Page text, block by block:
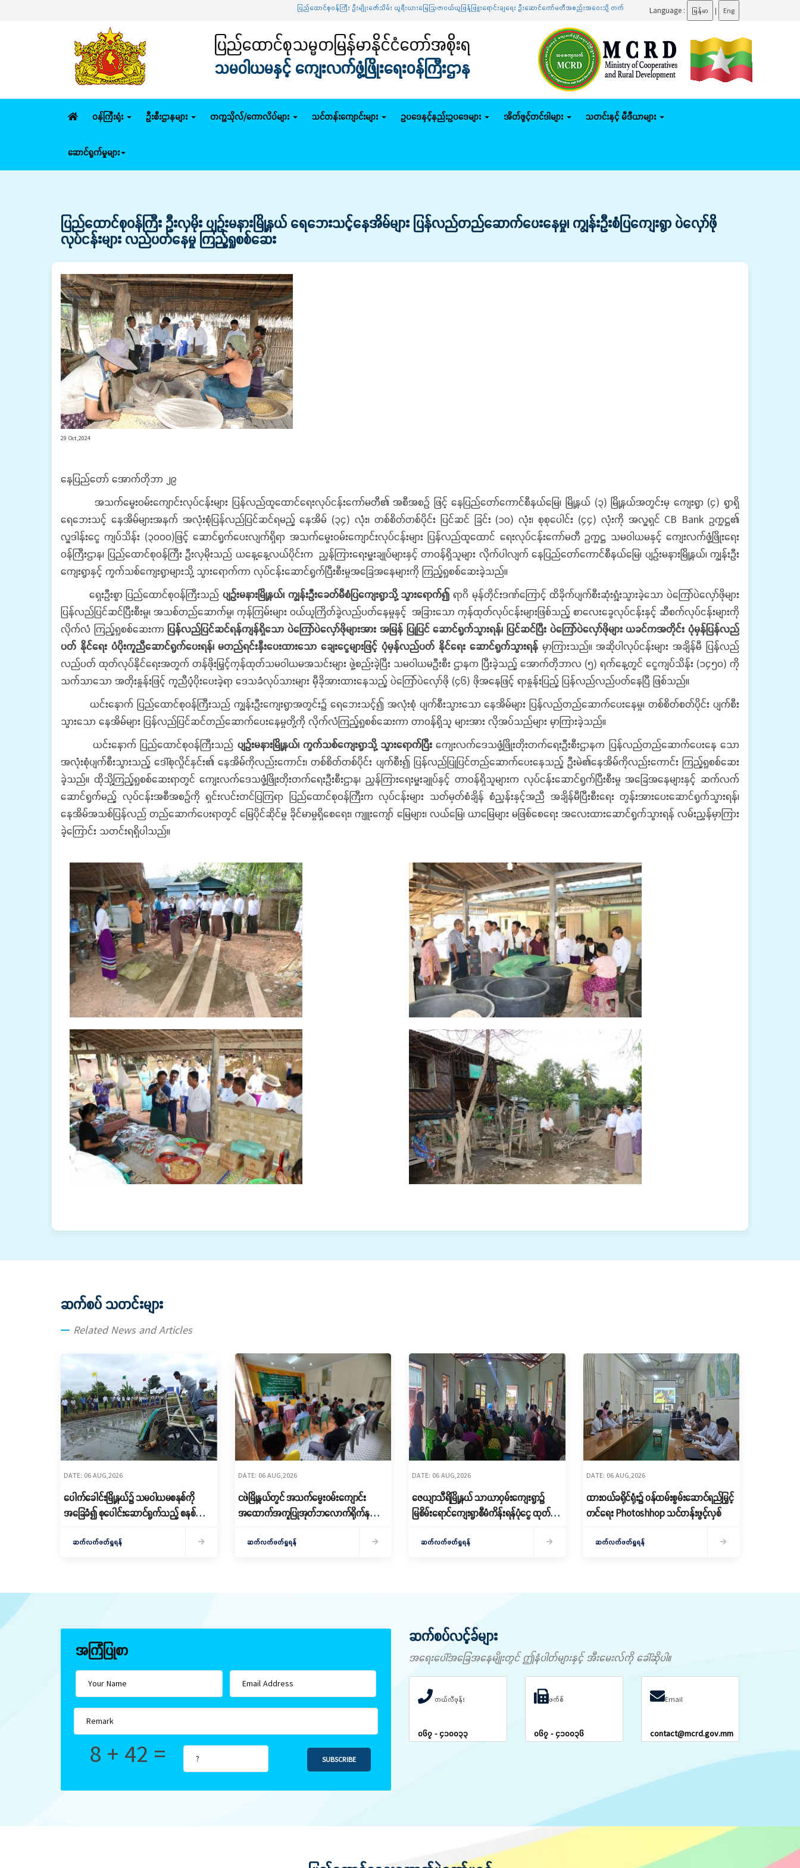
ပြည်ထောင်စုဝန်ကြီး ဦးမျိုးဇော်သိမ်း ယူရီးယားမြေဩဇာဝယ်ယူဖြန့်ဖြူးရောင်းချရေး ဦးဆောင်ကော်မတီအစည်းအဝေးသို့ တက်ရောက်.......ပြည်ထောင်စုဝန်ကြီး ဦးမျိုးဇော်သိမ်း နေပြည်တော်ကောင်စီနယ်မြေ
Language : မြန်မာ | Eng
ပြည်ထောင်စုသမ္မတမြန်မာနိုင်ငံတော်အစိုးရ
သမဝါယမနှင့် ကျေးလက်ဖွံ့ဖြိုးရေးဝန်ကြီးဌာန
ဝန်ကြီးရုံး ဦးစီးဌာနများ တက္ကသိုလ်/ကောလိပ်များ သင်တန်းကျောင်းများ ဥပဒေနှင့်နည်းဥပဒေများ အိတ်ဖွင့်တင်ဒါများ သတင်းနှင့် မီဒီယာများ
ဆောင်ရွက်မှုများ
ပြည်ထောင်စုဝန်ကြီး ဦးလှမိုး ပျဉ်းမနားမြို့နယ် ရေဘေးသင့်နေအိမ်များ ပြန်လည်တည်ဆောက်ပေးနေမှု၊ ကျွန်းဦးစံပြကျေးရွာ ပဲလှော်ဖို
လုပ်ငန်းများ လည်ပတ်နေမှု ကြည့်ရှုစစ်ဆေး
29 Oct,2024
နေပြည်တော် အောက်တိုဘာ ၂၉
အသက်မွေးဝမ်းကျောင်းလုပ်ငန်းများ ပြန်လည်ထူထောင်ရေးလုပ်ငန်းကော်မတီ၏ အစီအစဉ် ဖြင့် နေပြည်တော်ကောင်စီနယ်မြေ၊ မြို့နယ် (၃) မြို့နယ်အတွင်းမှ ကျေးရွာ (၄) ရွာရှိ
ရေဘေးသင့် နေအိမ်များအနက် အလုံးစုံပြန်လည်ပြင်ဆင်ရမည့် နေအိမ် (၃၄) လုံး၊ တစ်စိတ်တစ်ပိုင်း ပြင်ဆင် ခြင်း (၁၀) လုံး၊ စုစုပေါင်း (၄၄) လုံးကို အလှူရှင် CB Bank ဥက္ကဋ္ဌ၏
လှူဒါန်းငွေ ကျပ်သိန်း (၃၀၀၀)ဖြင့် ဆောင်ရွက်ပေးလျက်ရှိရာ အသက်မွေးဝမ်းကျောင်းလုပ်ငန်းများ ပြန်လည်ထူထောင် ရေးလုပ်ငန်းကော်မတီ ဥက္ကဋ္ဌ သမဝါယမနှင့် ကျေးလက်ဖွံ့ဖြိုးရေး
ဝန်ကြီးဌာန၊ ပြည်ထောင်စုဝန်ကြီး ဦးလှမိုးသည် ယနေ့နေ့လယ်ပိုင်းက ညွှန်ကြားရေးမှူးချုပ်များနှင့် တာဝန်ရှိသူများ လိုက်ပါလျက် နေပြည်တော်ကောင်စီနယ်မြေ၊ ပျဉ်းမနားမြို့နယ်၊ ကျွန်းဦး
ကျေးရွာနှင့် ကွက်သစ်ကျေးရွာများသို့ သွားရောက်ကာ လုပ်ငန်းဆောင်ရွက်ပြီးစီးမှုအခြေအနေများကို ကြည့်ရှုစစ်ဆေးခဲ့သည်။
ရှေးဦးစွာ ပြည်ထောင်စုဝန်ကြီးသည် ပျဉ်းမနားမြို့နယ်၊ ကျွန်းဦးခေတ်မီစံပြကျေးရွာသို့ သွားရောက်၍ရာဂိ မုန်တိုင်းဒဏ်ကြောင့် ထိခိုက်ပျက်စီးဆုံးရှုံးသွားခဲ့သော ပဲကြော်ပဲလှော်ဖိုများ
ပြန်လည်ပြင်ဆင်ပြီးစီးမှု၊ အသစ်တည်ဆောက်မှု၊ ကုန်ကြမ်းများ ဝယ်ယူကြိတ်ခွဲလည်ပတ်နေမှုနှင့် အခြားသော ကုန်ထုတ်လုပ်ငန်းများဖြစ်သည့် စာလေးခွေလုပ်ငန်းနှင့် ဆီစက်လုပ်ငန်းများကို
လိုက်လံ ကြည့်ရှုစစ်ဆေးကာပြန်လည်ပြင်ဆင်ရန်ကျန်ရှိသော ပဲကြော်ပဲလှော်ဖိုများအား အမြန် ပြုပြင် ဆောင်ရွက်သွားရန်၊ ပြင်ဆင်ပြီး ပဲကြော်ပဲလှော်ဖိုများ ယခင်ကအတိုင်း ပုံမှန်ပြန်လည်
ပတ် နိုင်ရေး ပံပိုးကူညီဆောင်ရွက်ပေးရန်၊ မတည်ရင်းနှီးပေးထားသော ချေးငွေများဖြင့် ပုံမှန်လည်ပတ် နိုင်‌ရေး ဆောင်ရွက်သွားရန် မှာကြားသည်။ အဆိုပါလုပ်ငန်းများ အချိန်မီ ပြန်လည်
လည်ပတ် ထုတ်လုပ်နိုင်ရေးအတွက် တန်ဖိုးမြှင့်ကုန်ထုတ်သမဝါယမအသင်းများ ဖွဲ့စည်းခဲ့ပြီး သမဝါယမဦးစီး ဌာနက ပြီးခဲ့သည့် အောက်တိုဘာလ (၅) ရက်နေ့တွင် ငွေကျပ်သိန်း (၁၄၅၀) ကို
သက်သာသော အတိုးနှုန်းဖြင့် ကူညီပံ့ပိုးပေးခဲ့ရာ ဒေသခံလုပ်သားများ မှီခိုအားထားနေသည့် ပဲကြော်ပဲလှော်ဖို (၄၆) ဖိုအနေဖြင့် ရာနှုန်းပြည့် ပြန်လည်လည်ပတ်နေပြီ ဖြစ်သည်။
ယင်းနောက် ပြည်ထောင်စုဝန်ကြီးသည် ကျွန်းဦးကျေးရွာအတွင်း၌ ရေဘေးသင့်၍ အလုံးစုံ ပျက်စီးသွားသော နေအိမ်များ ပြန်လည်တည်ဆောက်ပေးနေမှု၊ တစ်စိတ်စတ်ပိုင်း ပျက်စီး
သွားသော နေအိမ်များ ပြန်လည်ပြင်ဆင်တည်ဆောက်ပေးနေမှုတို့ကို လိုက်လံကြည့်ရှုစစ်ဆေးကာ တာဝန်ရှိသူ များအား လိုအပ်သည်များ မှာကြားခဲ့သည်။
ယင်းနောက် ပြည်ထောင်စုဝန်ကြီးသည် ပျဉ်းမနားမြို့နယ်၊ ကွက်သစ်ကျေးရွာသို့ သွားရောက်ပြီး ကျေးလက်ဒေသဖွံ့ဖြိုးတိုးတက်ရေးဦးစီးဌာနက ပြန်လည်တည်ဆောက်ပေးနေ သော
အလုံးစုံပျက်စီးသွားသည့် ဒေါ်စုလှိုင်နှင်း၏ နေအိမ်ကိုလည်းကောင်း၊ တစ်စိတ်တစ်ပိုင်း ပျက်စီး၍ ပြန်လည်ပြုပြင်တည်ဆောက်ပေးနေသည့် ဦးမဲ၏နေအိမ်ကိုလည်းကောင်း ကြည့်ရှုစစ်ဆေး
ခဲ့သည်။ ထိုသို့ကြည့်ရှုစစ်ဆေးရာတွင် ကျေးလက်ဒေသဖွံ့ဖြိုးတိုးတက်ရေးဦးစီးဌာန၊ ညွှန်ကြားရေးမှူးချုပ်နှင့် တာဝန်ရှိသူများက လုပ်ငန်းဆောင်ရွက်ပြီးစီးမှု အခြေအနေများနှင့် ဆက်လက်
ဆောင်ရွက်မည့် လုပ်ငန်းအစီအစဉ်ကို ရှင်းလင်းတင်ပြကြရာ ပြည်ထောင်စုဝန်ကြီးက လုပ်ငန်းများ သတ်မှတ်စံချိန် စံညွှန်းနှင့်အညီ အချိန်မီပြီးစီးရေး တွန်းအားပေးဆောင်ရွက်သွားရန်၊
နေအိမ်အသစ်ပြန်လည် တည်ဆောက်ပေးရာတွင် မြေပိုင်ဆိုင်မှု ခိုင်မာမှုရှိစေရေး၊ ကျူးကျော် မြေများ၊ လယ်မြေ၊ ယာမြေများ မဖြစ်စေရေး အလေးထားဆောင်ရွက်သွားရန် လမ်းညွှန်မှာကြား
ခဲ့ကြောင်း သတင်းရရှိပါသည်။
ဆက်စပ် သတင်းများ
Related News and Articles
DATE: 06 AUG,2026
ပေါက်ခေါင်းမြို့နယ်၌ သမဝါယမစနစ်ကို
အခြေခံ၍ စုပေါင်းဆောင်ရွက်သည့် စနစ်ကျ
ဆက်လက်ဖတ်ရှုရန်
DATE: 06 AUG,2026
ငဖဲမြို့နယ်တွင် အသက်မွေးဝမ်းကျောင်း
အထောက်အကူပြုအုတ်ဘလောက်ရိုက်နည်း
ဆက်လက်ဖတ်ရှုရန်
DATE: 06 AUG,2026
ဇေယျာသီရိမြို့နယ် သာယာဝှမ်းကျေးရွာ၌
မြစိမ်းရောင်ကျေးရွာစီမံကိန်းရန်ပုံငွေ ထုတ်
ဆက်လက်ဖတ်ရှုရန်
DATE: 06 AUG,2026
ထားဝယ်ခရိုင်ရုံး၌ ဝန်ထမ်းစွမ်းဆောင်ရည်မြှင့်
တင်ရေး Photoshhop သင်တန်းဖွင့်လှစ်
ဆက်လက်ဖတ်ရှုရန်
အကြံပြုစာ
8 + 42 = SUBSCRIBE
ဆက်စပ်လင့်ခ်များ
အရေးပေါ်အခြေအနေမျိုးတွင် ဤနံပါတ်များနှင့် အီးမေးလ်ကို ခေါ်ဆိုပါ။
တယ်လီဖုန်း
၀၆၇ - ၄၁၀၀၃၃
ဖက်စ်
၀၆၇ - ၄၁၀၀၃၆
Email
contact@mcrd.gov.mm